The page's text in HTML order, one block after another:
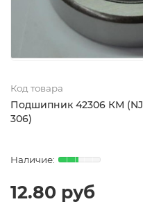
Код товара
Подшипник 42306 КМ (NJ
306)
12.80 руб